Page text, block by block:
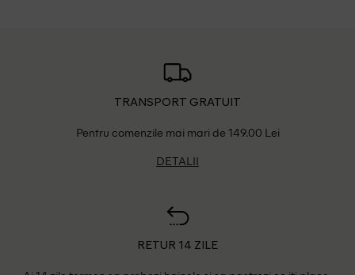
TRANSPORT GRATUIT
Pentru comenzile mai mari de 149.00 Lei
DETALII
RETUR 14 ZILE